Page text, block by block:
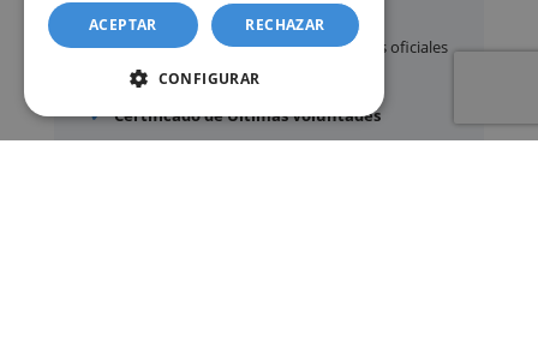
y
defunción
Apostilla de La Hayade documentos oficiales
Legalizaciónde certificados
Certificado de Últimas Voluntades
ACEPTAR RECHAZAR
CONFIGURAR